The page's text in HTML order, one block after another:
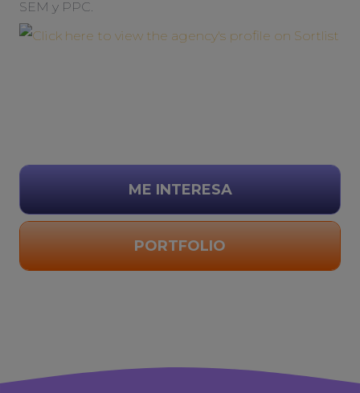
SEM y PPC.
ME INTERESA
PORTFOLIO